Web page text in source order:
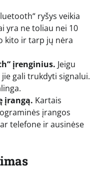
ryšys veikia
yra ne toliau nei 10
kito ir tarp jų nėra
įrenginius. Jeigu
gali trukdyti signalui.
įrangą. Kartais
įrangos
telefone ir ausinėse